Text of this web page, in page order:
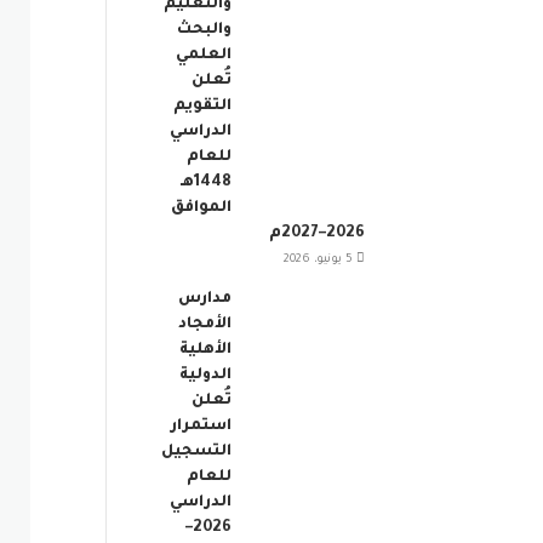
والتعليم
والبحث
العلمي
تُعلن
التقويم
الدراسي
للعام
1448هـ
الموافق
2026–2027م
5 يونيو، 2026
مدارس
الأمجاد
الأهلية
الدولية
تُعلن
استمرار
التسجيل
للعام
الدراسي
2026–